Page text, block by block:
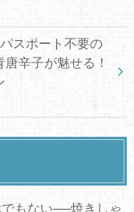
スポート不要の
辛子が魅せる！
もない──焼きしゃ